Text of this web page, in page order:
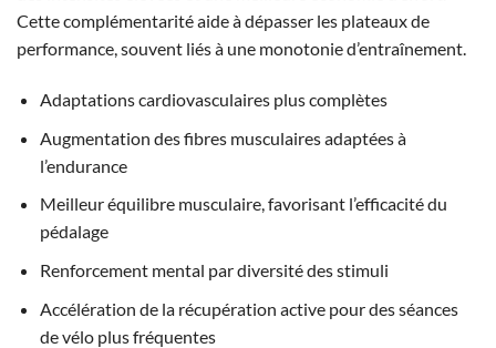
Cette complémentarité aide à dépasser les plateaux de
performance, souvent liés à une monotonie d’entraînement.
Adaptations cardiovasculaires plus complètes
Augmentation des fibres musculaires adaptées à
l’endurance
Meilleur équilibre musculaire, favorisant l’efficacité du
pédalage
Renforcement mental par diversité des stimuli
Accélération de la récupération active pour des séances
de vélo plus fréquentes